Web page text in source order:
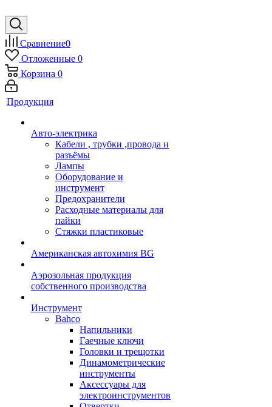
Сравнение0
Отложенные 0
Корзина 0
Продукция
Авто-электрика
Кабели , трубки ,провода и
разъёмы
Лампы
Оборудование и
инструмент
Предохранители
Расходные материалы для
пайки
Стяжки пластиковые
Американская автохимия BG
Аэрозольная продукция
собственного производства
Инструмент
Bahco
Напильники
Гаечные ключи
Головки и трещотки
Динамометрические
инструменты
Аксессуары для
электроинструментов